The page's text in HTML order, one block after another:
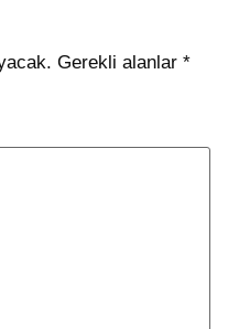
Gerekli alanlar *